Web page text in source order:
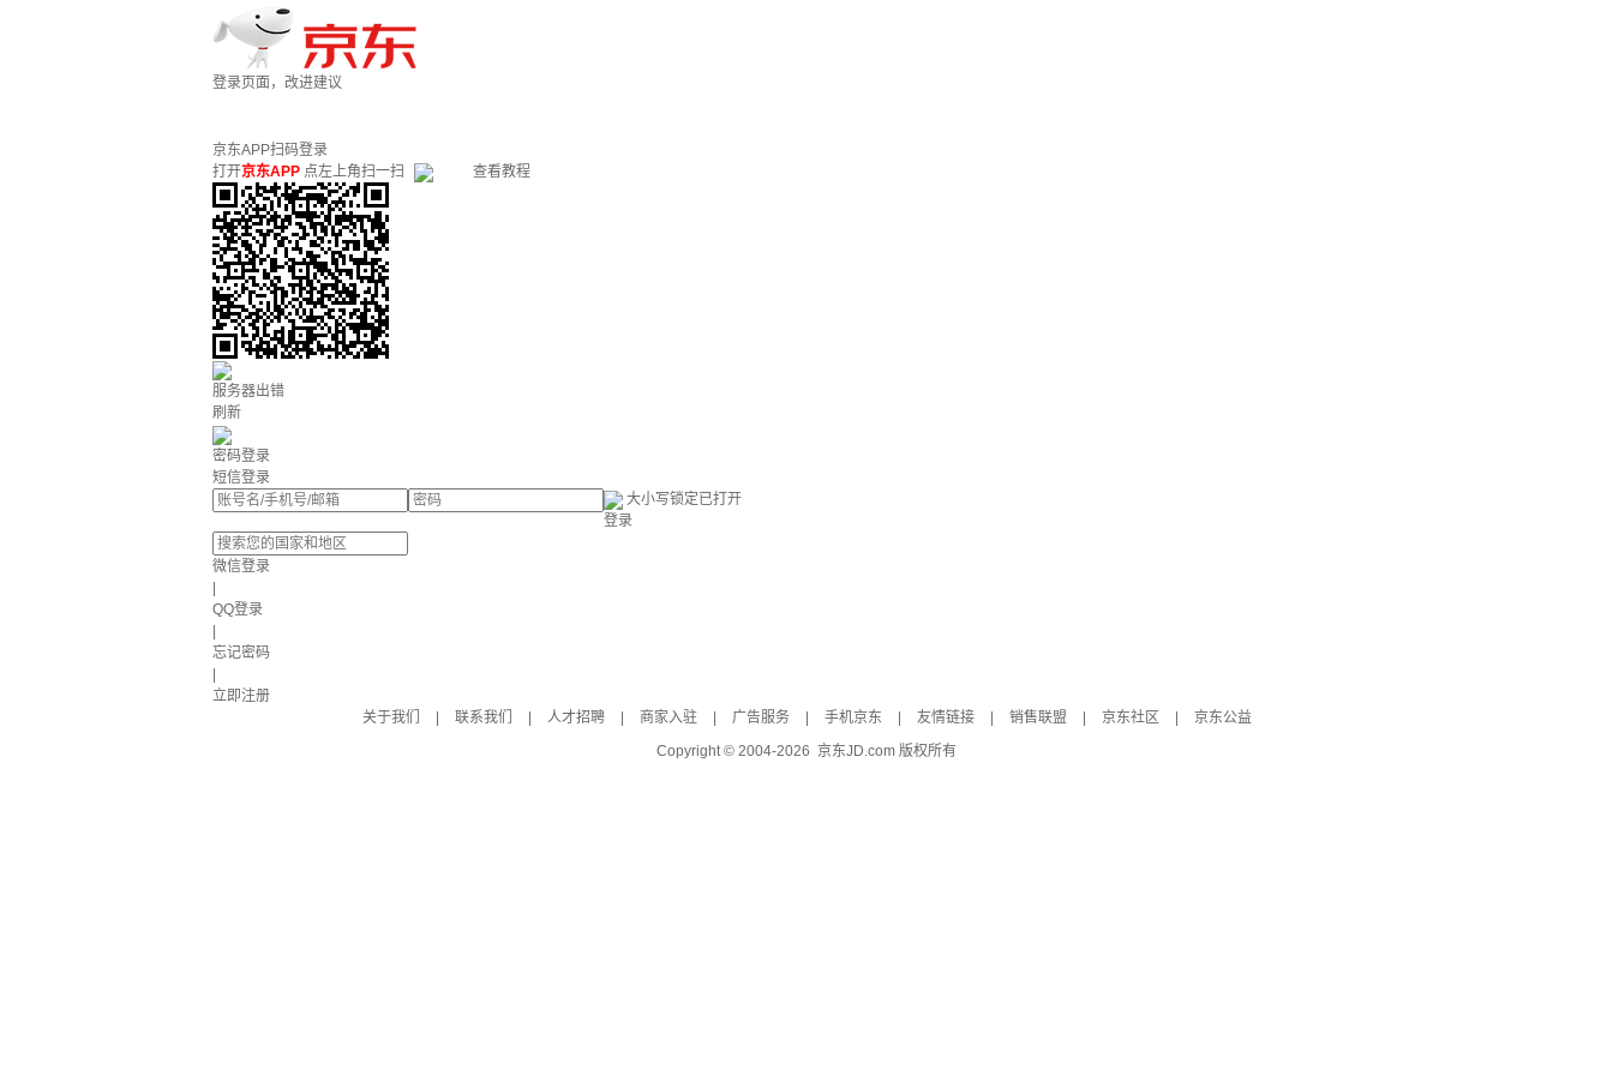
登录页面，改进建议
京东APP扫码登录
打开京东APP 点左上角扫一扫 查看教程
服务器出错
刷新
密码登录
短信登录
大小写锁定已打开
登录
微信登录
QQ登录
忘记密码
立即注册
关于我们
联系我们 人才招聘 商家入驻 广告服务 手机京东 友情链接 销售联盟 京东社区
京东公益
Copyright © 2004-2026 京东JD.com 版权所有